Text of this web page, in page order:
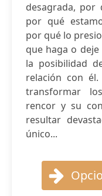
desagrada, por
por qué
por qué lo
que haga o
la posibilidad
relación con
transformar
rencor y su
resultar
único...